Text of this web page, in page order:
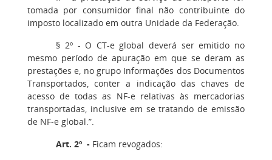
tomada por consumidor final não contribuinte do
imposto localizado em outra Unidade da Federação.
§ 2º - O CT-e global deverá ser emitido no
mesmo período de apuração em que se deram as
prestações e, no grupo Informações dos Documentos
Transportados, conter a indicação das chaves de
acesso de todas as NF-e relativas às mercadorias
transportadas, inclusive em se tratando de emissão
de NF-e global.”.
Art. 2º - Ficam revogados: